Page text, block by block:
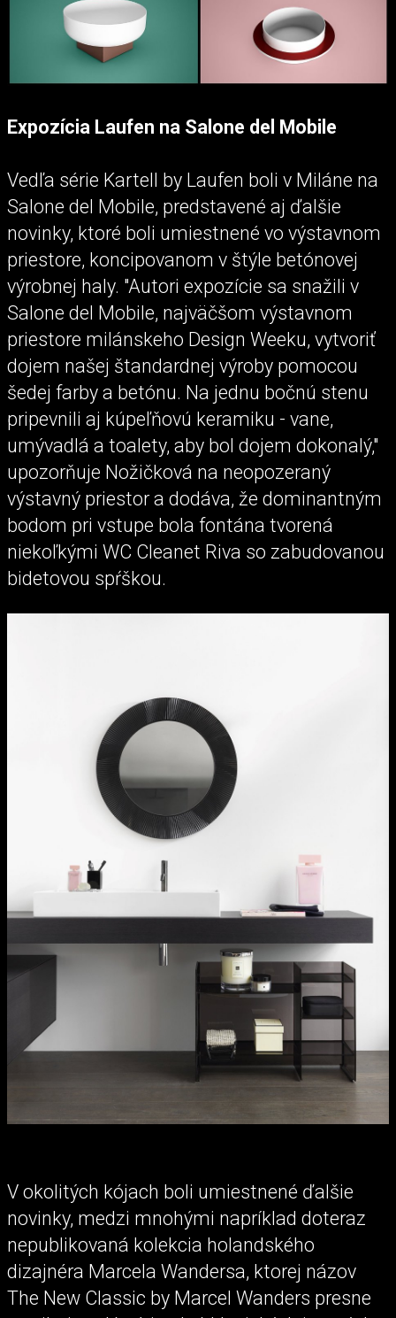
Expozícia Laufen na Salone del Mobile
Vedľa série Kartell by Laufen boli v Miláne na
Salone del Mobile, predstavené aj ďalšie
novinky, ktoré boli umiestnené vo výstavnom
priestore, koncipovanom v štýle betónovej
výrobnej haly. "Autori expozície sa snažili v
Salone del Mobile, najväčšom výstavnom
priestore milánskeho Design Weeku, vytvoriť
dojem našej štandardnej výroby pomocou
šedej farby a betónu. Na jednu bočnú stenu
pripevnili aj kúpeľňovú keramiku - vane,
umývadlá a toalety, aby bol dojem dokonalý,"
upozorňuje Nožičková na neopozeraný
výstavný priestor a dodáva, že dominantným
bodom pri vstupe bola fontána tvorená
niekoľkými WC Cleanet Riva so zabudovanou
bidetovou spŕškou.
V okolitých kójach boli umiestnené ďalšie
novinky, medzi mnohými napríklad doteraz
nepublikovaná kolekcia holandského
dizajnéra Marcela Wandersa, ktorej názov
The New Classic by Marcel Wanders presne